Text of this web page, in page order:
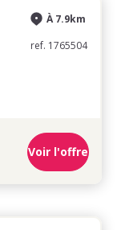
À 7.9km
ref. 1765504
Voir l'offre